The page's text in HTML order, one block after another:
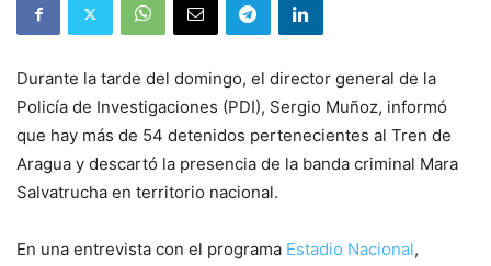
Durante la tarde del domingo, el director general de la
Policía de Investigaciones (PDI), Sergio Muñoz, informó
que hay más de 54 detenidos pertenecientes al Tren de
Aragua y descartó la presencia de la banda criminal Mara
Salvatrucha en territorio nacional.
En una entrevista con el programa Estadio Nacional,